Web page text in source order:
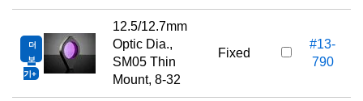
더
보
기
12.5/12.7mm
Optic Dia.,
SM05 Thin
Mount, 8-32
Fixed
#13-
790